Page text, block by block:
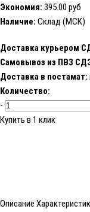
Экономия: 395.00 руб
Наличие: Склад (МСК)
Доставка курьером
Самовывоз из ПВЗ
Доставка в постамат:
Количество:
-
Купить в 1 клик
Описание